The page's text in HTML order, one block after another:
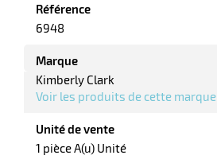
Référence
6948
Marque
Kimberly Clark
Voir les produits de cette marque
Unité de vente
1 pièce A(u) Unité